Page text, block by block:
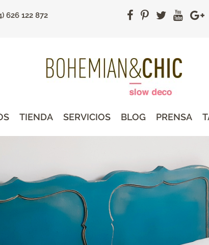
626 122 872
TIENDA SERVICIOS BLOG PRENSA